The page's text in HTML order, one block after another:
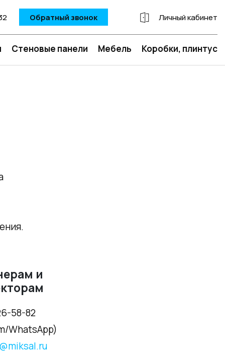
Обратный звонок Личный кабинет
Стеновые панели Мебель Коробки, плинтус
и
58-82
WhatsApp)
87 32